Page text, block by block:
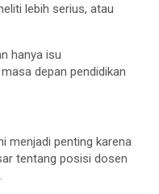
lebih serius, atau
hanya isu
depan pendidikan
menjadi penting karena
tentang posisi dosen